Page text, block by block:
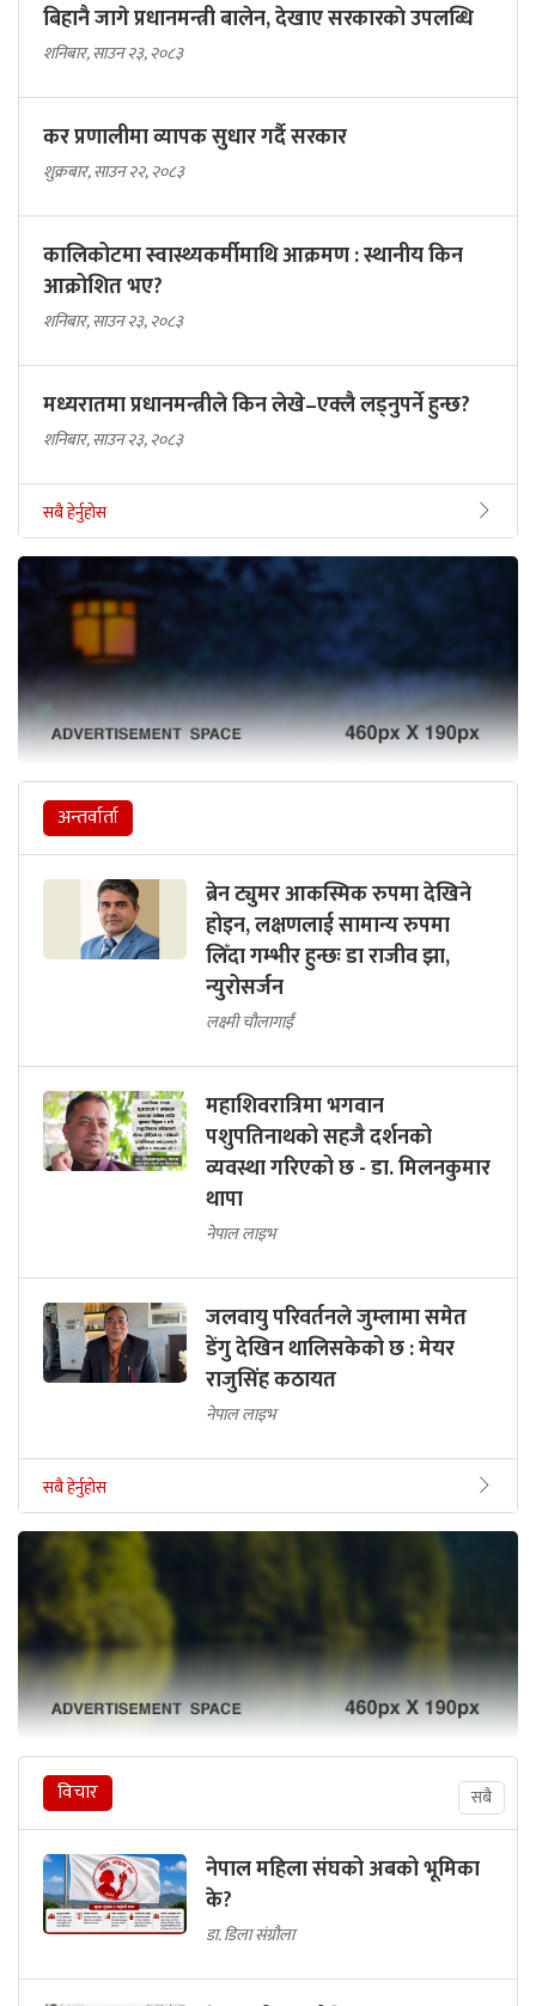
बिहानै जागे प्रधानमन्त्री बालेन, देखाए सरकारकाे उपलब्धि
शनिबार, साउन २३, २०८३
कर प्रणालीमा व्यापक सुधार गर्दै सरकार
शुक्रबार, साउन २२, २०८३
कालिकोटमा स्वास्थ्यकर्मीमाथि आक्रमण : स्थानीय किन
आक्रोशित भए?
शनिबार, साउन २३, २०८३
मध्यरातमा प्रधानमन्त्रीले किन लेखे–एक्लै लड्नुपर्ने हुन्छ?
शनिबार, साउन २३, २०८३
सबै हेर्नुहोस
अन्तर्वार्ता
ब्रेन ट्युमर आकस्मिक रुपमा देखिने
होइन, लक्षणलाई सामान्य रुपमा
लिँदा गम्भीर हुन्छः डा राजीव झा,
न्युरोसर्जन
लक्ष्मी चौलागाईं
महाशिवरात्रिमा भगवान
पशुपतिनाथको सहजै दर्शनको
व्यवस्था गरिएको छ - डा. मिलनकुमार
थापा
नेपाल लाइभ
जलवायु परिवर्तनले जुम्लामा समेत
डेंगु देखिन थालिसकेको छ : मेयर
राजुसिंह कठायत
नेपाल लाइभ
सबै हेर्नुहोस
विचार सबै
नेपाल महिला संघको अबको भूमिका
के?
डा. डिला संग्रौला